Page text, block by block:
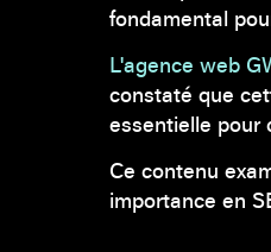
fondamental
L'agence web
constaté que
essentielle pour
Ce contenu
importance en